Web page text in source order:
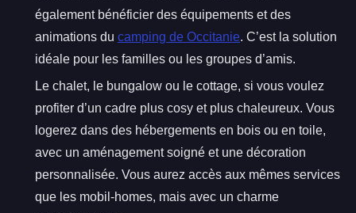
également bénéficier des équipements et des
animations du camping de Occitanie. C’est la solution
idéale pour les familles ou les groupes d’amis.
Le chalet, le bungalow ou le cottage, si vous voulez
profiter d’un cadre plus cosy et plus chaleureux. Vous
logerez dans des hébergements en bois ou en toile,
avec un aménagement soigné et une décoration
personnalisée. Vous aurez accès aux mêmes services
que les mobil-homes, mais avec un charme